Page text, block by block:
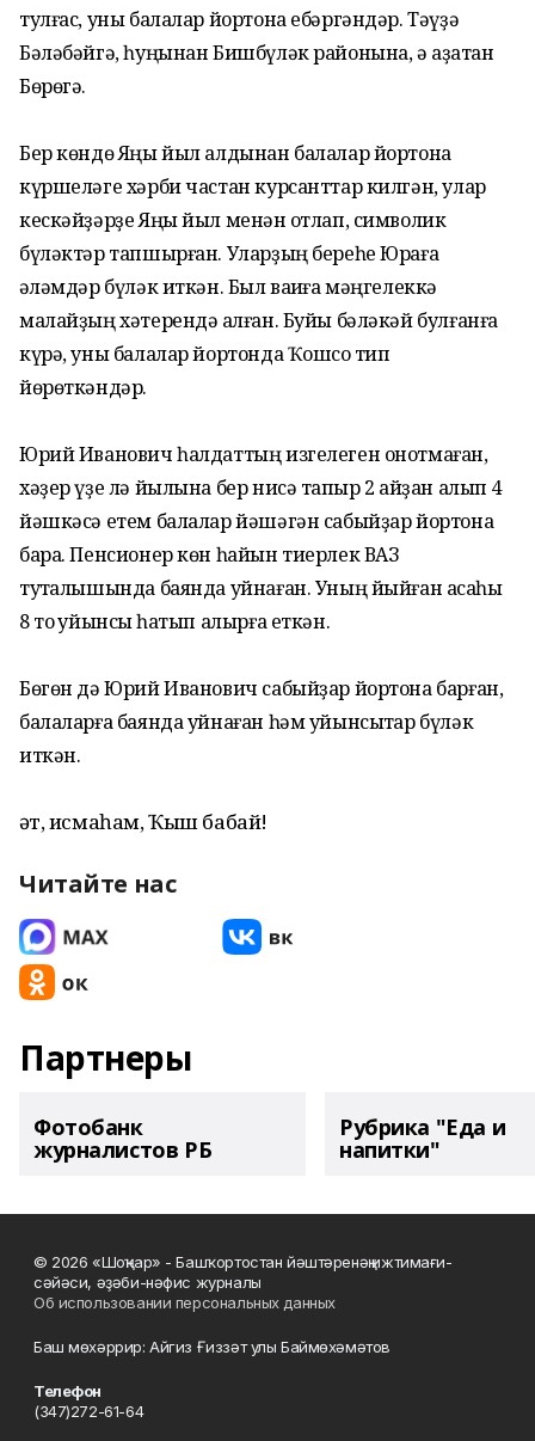
тулғас, уны балалар йортона ебәргәндәр. Тәүҙә
Бәләбәйгә, һуңынан Бишбүләк районына, ә аҙаҡтан
Бөрөгә.
Бер көндө Яңы йыл алдынан балалар йортона
күршеләге хәрби частан курсанттар килгән, улар
кескәйҙәрҙе Яңы йыл менән ҡотлап, символик
бүләктәр тапшырған. Уларҙың береһе Юраға
ҡәләмдәр бүләк иткән. Был ваҡиға мәңгелеккә
малайҙың хәтерендә ҡалған. Буйы бәләкәй булғанға
күрә, уны балалар йортонда Ҡошсоҡ тип
йөрөткәндәр.
Юрий Иванович һалдаттың изгелеген онотмаған,
хәҙер үҙе лә йылына бер нисә тапҡыр 2 айҙан алып 4
йәшкәсә етем балалар йәшәгән сабыйҙар йортона
бара. Пенсионер көн һайын тиерлек ВАЗ
туҡталышында баянда уйнаған. Уның йыйған аҡсаһы
8 тоҡ уйынсыҡ һатып алырға еткән.
Бөгөн дә Юрий Иванович сабыйҙар йортона барған,
балаларға баянда уйнаған һәм уйынсыҡтар бүләк
иткән.
Үәт, исмаһам, Ҡыш бабай!
Читайте нас
Партнеры
Фотобанк
журналистов РБ
Рубрика "Еда и
напитки"
© 2026 «Шоңҡар» - Башҡортостан йәштәренәң ижтимағи-
сәйәси, әҙәби-нәфис журналы
Об использовании персональных данных
Баш мөхәррир: Айгиз Ғиззәт улы Баймөхәмәтов
Телефон
(347)272-61-64